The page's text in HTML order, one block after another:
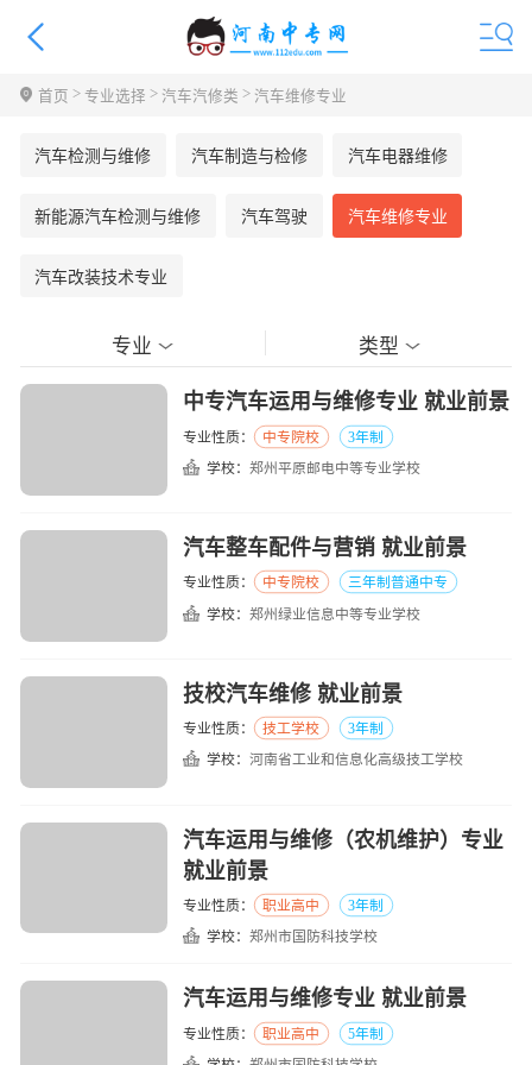
首页 >专业选择 > 汽车汽修类 > 汽车维修专业
汽车检测与维修 汽车制造与检修 汽车电器维修
新能源汽车检测与维修 汽车驾驶 汽车维修专业
汽车改装技术专业
专业 类型
中专汽车运用与维修专业 就业前景
专业性质： 中专院校
3年制
学校： 郑州平原邮电中等专业学校
汽车整车配件与营销 就业前景
专业性质： 中专院校
三年制普通中专
学校： 郑州绿业信息中等专业学校
技校汽车维修 就业前景
专业性质： 技工学校
3年制
学校： 河南省工业和信息化高级技工学校
汽车运用与维修（农机维护）专业
就业前景
专业性质： 职业高中
3年制
学校： 郑州市国防科技学校
汽车运用与维修专业 就业前景
专业性质： 职业高中
5年制